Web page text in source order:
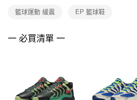
權轉讓予恩沛科技股份有限公司。
３．未成年的使用者請事先徵得法定代理人或監
「AFTEE先享後付」，若未經同意申辦者引起之
請求用戶進行身份認證。
５．嚴禁一人註冊多個帳號或使用他人資訊註
恩沛科技股份有限公司將有權停止該用戶之使
籃球運動 緩震 EP 籃球鞋
一 必買清單 一